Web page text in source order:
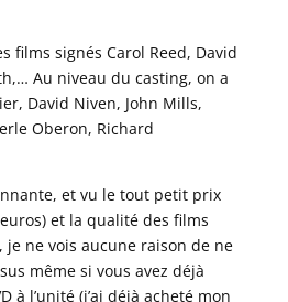
films signés Carol Reed, David
Au niveau du casting, on a
David Niven, John Mills,
Oberon, Richard
et vu le tout petit prix
et la qualité des films
ne vois aucune raison de ne
même si vous avez déjà
à l’unité (j’ai déjà acheté mon